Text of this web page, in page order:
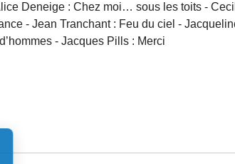
Deneige : Chez moi… sous les toits -
- Jean Tranchant : Feu du ciel -
- Jacques Pills : Merci